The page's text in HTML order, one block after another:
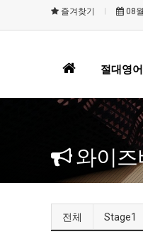
즐겨찾기 08
홈
로
절대영어
와이즈
전체 Stage1